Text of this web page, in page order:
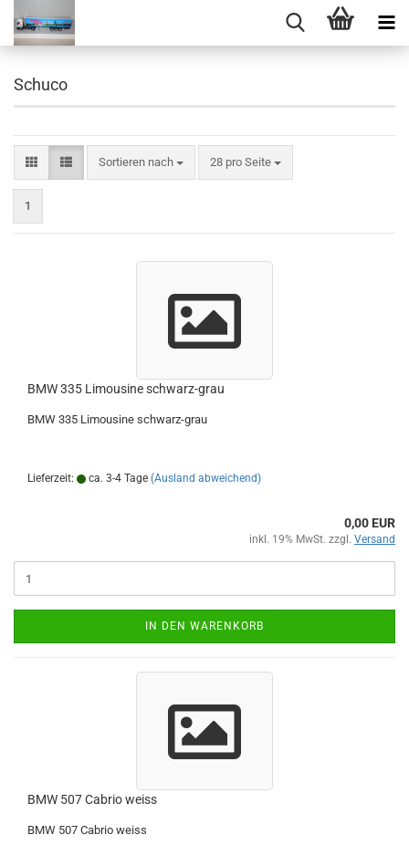
Schuco
Sortieren nach
Sortieren nach 28 pro Seite
pro Seite
1
BMW 335 Limousine schwarz-grau
BMW 335 Limousine schwarz-grau
Lieferzeit: ca. 3-4 Tage (Ausland abweichend)
0,00 EUR
inkl. 19% MwSt. zzgl. Versand
IN DEN WARENKORB
BMW 507 Cabrio weiss
BMW 507 Cabrio weiss